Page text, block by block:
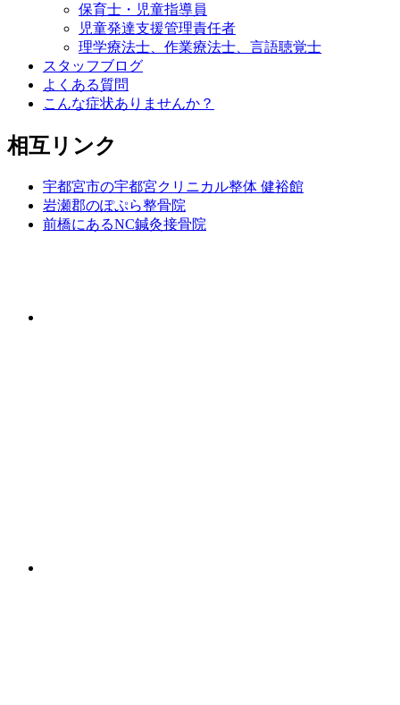
保育士・児童指導員
児童発達支援管理責任者
理学療法士、作業療法士、言語聴覚士
スタッフブログ
よくある質問
こんな症状ありませんか？
相互リンク
宇都宮市の宇都宮クリニカル整体 健裕館
岩瀬郡のぽぷら整骨院
前橋にあるNC鍼灸接骨院